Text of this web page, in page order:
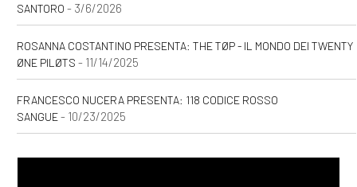
SANTORO - 3/6/2026
ROSANNA COSTANTINO PRESENTA: THE TØP - IL MONDO DEI TWENTY
ØNE PILØTS - 11/14/2025
FRANCESCO NUCERA PRESENTA: 118 CODICE ROSSO
SANGUE- 10/23/2025